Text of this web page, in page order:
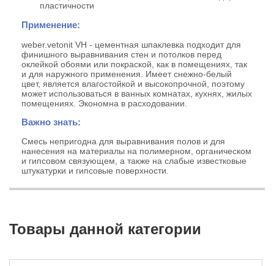
пластичности
Применение:
weber.vetonit VH - цементная шпаклевка подходит для
финишного выравнивания стен и потолков перед
оклейкой обоями или покраской, как в помещениях, так
и для наружного применения. Имеет снежно-белый
цвет, является влагостойкой и высокопрочной, поэтому
может использоваться в ванных комнатах, кухнях, жилых
помещениях. Экономна в расходовании.
Важно знать:
Смесь непригодна для выравнивания полов и для
нанесения на материалы на полимерном, органическом
и гипсовом связующем, а также на слабые известковые
штукатурки и гипсовые поверхности.
Товары данной категории